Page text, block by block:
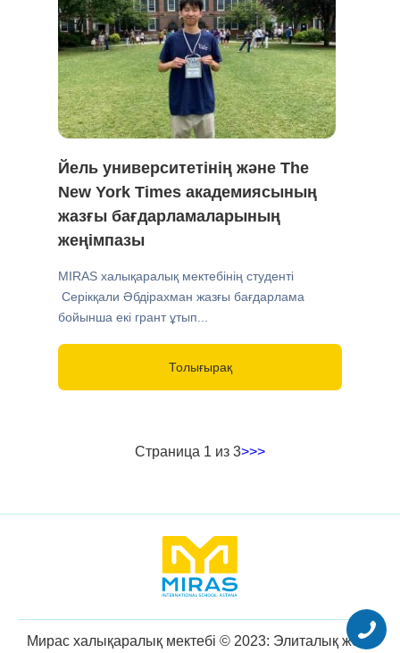
Йель университетінің және The
New York Times академиясының
жазғы бағдарламаларының
жеңімпазы
MIRAS халықаралық мектебінің студенті
Серікқали Әбдірахман жазғы бағдарлама
бойынша екі грант ұтып...
Толығырақ
Страница 1 из 3>>>
Мирас халықаралық мектебі © 2023: Элиталық жеке